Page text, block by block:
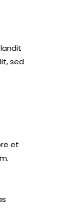
sed
et